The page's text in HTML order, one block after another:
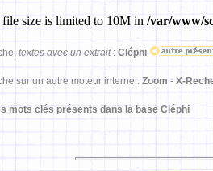
file size is limited to 10M in /var/www/
textes avec un extrait: Cléphi
sur un autre moteur interne : Zoom - X-
mots clés présents dans la base Cléphi